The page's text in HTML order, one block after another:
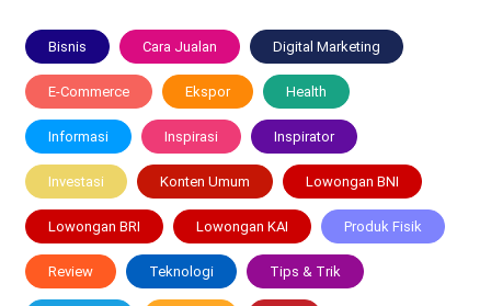
Bisnis Cara Jualan Digital Marketing
E-Commerce Ekspor Health
Informasi Inspirasi Inspirator
Investasi Konten Umum Lowongan BNI
Lowongan BRI Lowongan KAI Produk Fisik
Review Teknologi Tips & Trik